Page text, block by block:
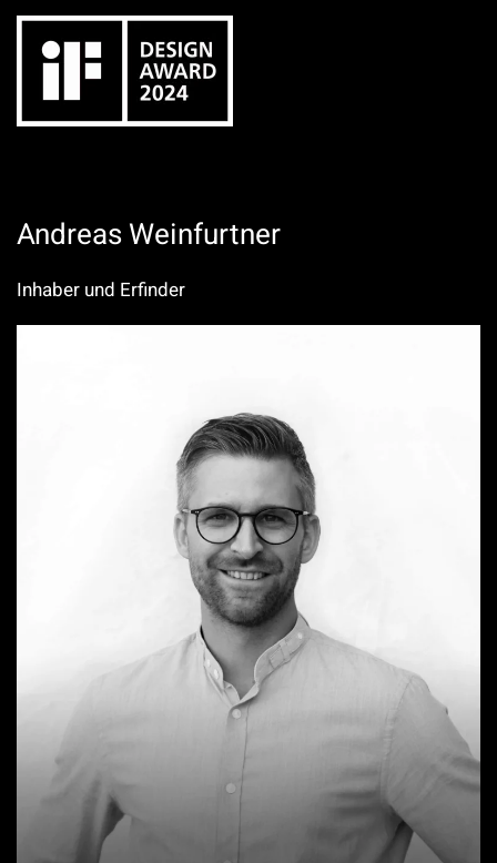
Andreas Weinfurtner
Inhaber und Erfinder